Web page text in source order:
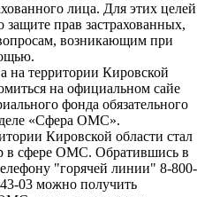
лица. Для этих целей
прав застрахованных,
возникающим при
территории Кировской
на официальном сайе
фонда обязательного
«Сфера ОМС».
Кировской области стал
в сфере ОМС. Обратившись в
"горячей линии" 8-800-
03 можно получить